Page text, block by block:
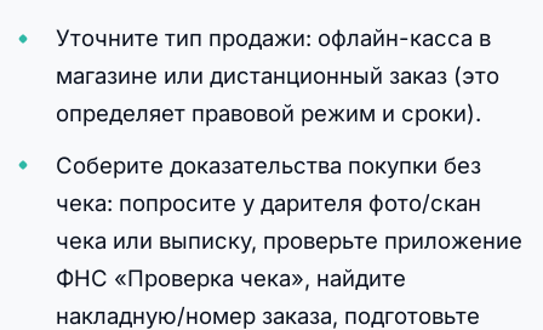
Уточните тип продажи: офлайн-касса в
магазине или дистанционный заказ (это
определяет правовой режим и сроки).
Соберите доказательства покупки без
чека: попросите у дарителя фото/скан
чека или выписку, проверьте приложение
ФНС «Проверка чека», найдите
накладную/номер заказа, подготовьте